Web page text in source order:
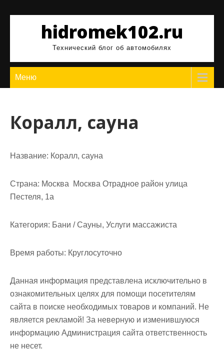
содержимомуhidromek102.ru
Технический блог об автомобилях
Меню
Коралл, сауна
Название: Коралл, сауна
Страна: Москва Москва Отрадное район улица
Пестеля, 1а
Категория: Бани / Сауны, Услуги массажиста
Время работы: Круглосуточно
Данная информация представлена исключительно в
ознакомительных целях для помощи посетителям
сайта в поиске необходимых товаров и компаний. Не
является рекламой! За неверную и изменившуюся
информацию Администрация сайта ответственность
не несет.